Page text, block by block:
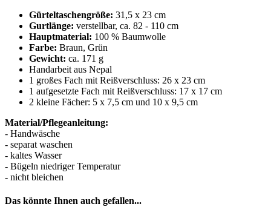
Gürteltaschengröße: 31,5 x 23 cm
Gurtlänge: verstellbar, ca. 82 - 110 cm
Hauptmaterial: 100 % Baumwolle
Farbe: Braun, Grün
Gewicht: ca. 171 g
Handarbeit aus Nepal
1 großes Fach mit Reißverschluss: 26 x 23 cm
1 aufgesetzte Fach mit Reißverschluss: 17 x 17 cm
2 kleine Fächer: 5 x 7,5 cm und 10 x 9,5 cm
Material/Pflegeanleitung:
- Handwäsche
- separat waschen
- kaltes Wasser
- Bügeln niedriger Temperatur
- nicht bleichen
Das könnte Ihnen auch gefallen...